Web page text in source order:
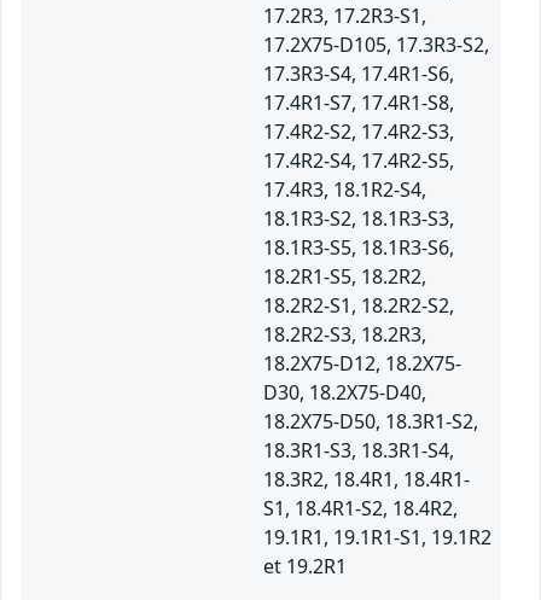
17.2R3, 17.2R3-S1,
17.2X75-D105, 17.3R3-S2,
17.3R3-S4, 17.4R1-S6,
17.4R1-S7, 17.4R1-S8,
17.4R2-S2, 17.4R2-S3,
17.4R2-S4, 17.4R2-S5,
17.4R3, 18.1R2-S4,
18.1R3-S2, 18.1R3-S3,
18.1R3-S5, 18.1R3-S6,
18.2R1-S5, 18.2R2,
18.2R2-S1, 18.2R2-S2,
18.2R2-S3, 18.2R3,
18.2X75-D12, 18.2X75-
D30, 18.2X75-D40,
18.2X75-D50, 18.3R1-S2,
18.3R1-S3, 18.3R1-S4,
18.3R2, 18.4R1, 18.4R1-
S1, 18.4R1-S2, 18.4R2,
19.1R1, 19.1R1-S1, 19.1R2
et 19.2R1